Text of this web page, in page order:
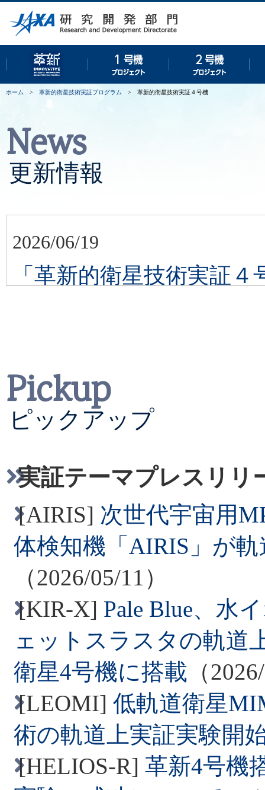
ホーム > 革新的衛星技術実証プログラム > 革新的衛星技術実証４号機
News
更新情報
2026/06/19
「革新的衛星技術実証
「革新的衛星技術実証
リリースを掲載しました
「革新的衛星技術実証
リリースを掲載しました
2026/04/15
革新的衛星技術実証4号
る低軌道衛星MIMO技術
した
2026/04/09
革新的衛星技術実証4号
記者説明会がJAXA
Pickup
ピックアップ
実証テーマプレスリリ
[AIRIS] 次世代宇宙用
体検知機「AIRIS」が
（2026/05/11）
[KIR-X] Pale Blue、水
ェットスラスタの軌
衛星4号機に搭載 （
[LEOMI] 低軌道衛星
術の軌道上実証実験開
[HELIOS-R] 革新4号機